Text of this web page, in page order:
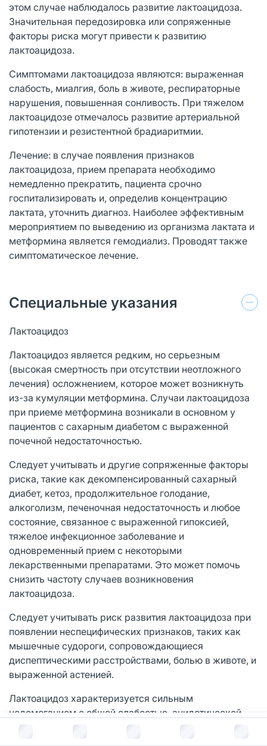
В корзину за руб.
этом случае наблюдалось развитие лактоацидоза.
Значительная передозировка или сопряженные
факторы риска могут привести к развитию
лактоацидоза.
Симптомами лактоацидоза являются: выраженная
слабость, миалгия, боль в животе, респираторные
нарушения, повышенная сонливость. При тяжелом
лактоацидозе отмечалось развитие артериальной
гипотензии и резистентной брадиаритмии.
Лечение: в случае появления признаков
лактоацидоза, прием препарата необходимо
немедленно прекратить, пациента срочно
госпитализировать и, определив концентрацию
лактата, уточнить диагноз. Наиболее эффективным
мероприятием по выведению из организма лактата и
метформина является гемодиализ. Проводят также
симптоматическое лечение.
Специальные указания
Лактоацидоз
Лактоацидоз является редким, но серьезным
(высокая смертность при отсутствии неотложного
лечения) осложнением, которое может возникнуть
из-за кумуляции метформина. Случаи лактоацидоза
при приеме метформина возникали в основном у
пациентов с сахарным диабетом с выраженной
почечной недостаточностью.
Следует учитывать и другие сопряженные факторы
риска, такие как декомпенсированный сахарный
диабет, кетоз, продолжительное голодание,
алкоголизм, печеночная недостаточность и любое
состояние, связанное с выраженной гипоксией,
тяжелое инфекционное заболевание и
одновременный прием с некоторыми
лекарственными препаратами. Это может помочь
снизить частоту случаев возникновения
лактоацидоза.
Следует учитывать риск развития лактоацидоза при
появлении неспецифических признаков, таких как
мышечные судороги, сопровождающиеся
диспептическими расстройствами, болью в животе, и
выраженной астенией.
Лактоацидоз характеризуется сильным
недомоганием с общей слабостью, ацидотической
одышкой и рвотой, болью в животе, мышечными
судорогами и гипотермией с последующей комой.